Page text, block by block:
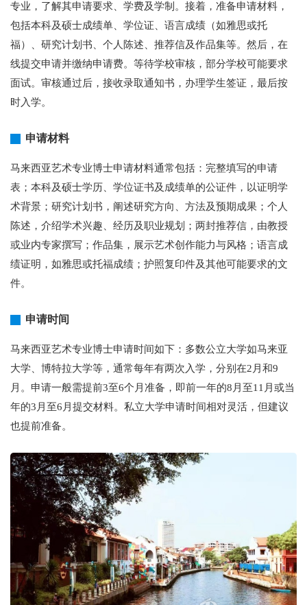
专业，了解其申请要求、学费及学制。接着，准备申请材料，
包括本科及硕士成绩单、学位证、语言成绩（如雅思或托
福）、研究计划书、个人陈述、推荐信及作品集等。然后，在
线提交申请并缴纳申请费。等待学校审核，部分学校可能要求
面试。审核通过后，接收录取通知书，办理学生签证，最后按
时入学。
申请材料
马来西亚艺术专业博士申请材料通常包括：完整填写的申请
表；本科及硕士学历、学位证书及成绩单的公证件，以证明学
术背景；研究计划书，阐述研究方向、方法及预期成果；个人
陈述，介绍学术兴趣、经历及职业规划；两封推荐信，由教授
或业内专家撰写；作品集，展示艺术创作能力与风格；语言成
绩证明，如雅思或托福成绩；护照复印件及其他可能要求的文
件。
申请时间
马来西亚艺术专业博士申请时间如下：多数公立大学如马来亚
大学、博特拉大学等，通常每年有两次入学，分别在2月和9
月。申请一般需提前3至6个月准备，即前一年的8月至11月或当
年的3月至6月提交材料。私立大学申请时间相对灵活，但建议
也提前准备。